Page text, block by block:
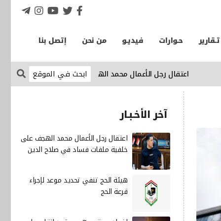
تـقارير حـوارات فيديـو من نحن إتصل بنا
‏اعتقال رجل الأعمال محمد الهجف على خلفية ملفات فساد في
آخر الأخـبـار
‏اعتقال رجل الأعمال محمد الهجف على
خلفية ملفات فساد في صلاح الدين
هيئة الحج تنفي تحديد موعد لإجراء
قرعة الحج